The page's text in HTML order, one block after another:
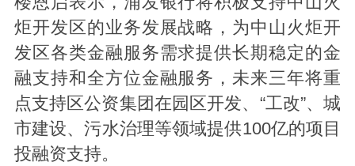
炬开发区的业务发展战略，为中山火炬开
发区各类金融服务需求提供长期稳定的金
融支持和全方位金融服务，未来三年将重
点支持区公资集团在园区开发、“工改”、城
市建设、污水治理等领域提供100亿的项目
投融资支持。